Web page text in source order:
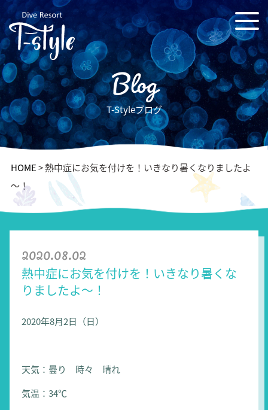
Blog
T-Styleブログ
HOME>熱中症にお気を付けを！いきなり暑くなりましたよ
～！
2020.08.02
熱中症にお気を付けを！いきなり暑くな
りましたよ～！
2020年8月2日（日）
天気：曇り 時々 晴れ
気温：34℃